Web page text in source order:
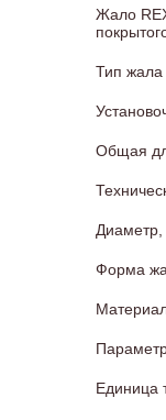
Жало
Тип жала
Общая
Форма
Единица